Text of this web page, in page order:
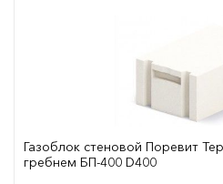
Газоблок стеновой Поревит
гребнем БП-400 D400